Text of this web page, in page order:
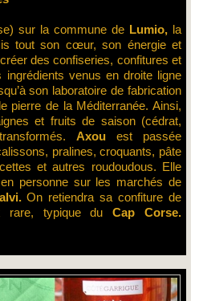
sur la commune de Lumio, la
tout son cœur, son énergie et
des confiseries, confitures et
venus en droite ligne
son laboratoire de fabrication
pierre de la Méditerranée. Ainsi,
et fruits de saison (cédrat,
Axou est passée
pralines, croquants, pâte
et autres roudoudous. Elle
personne sur les marchés de
On retiendra sa confiture de
rare, typique duCap Corse.